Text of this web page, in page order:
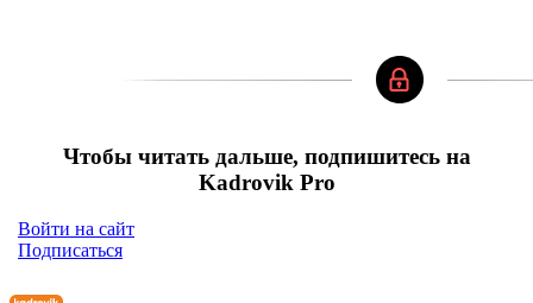
Чтобы читать дальше, подпишитесь на
Kadrovik Pro
Войти на сайт
Подписаться